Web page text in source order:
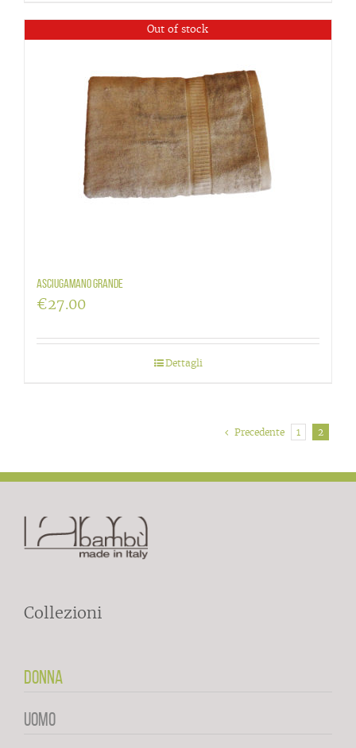
Out of stock
Asciugamano grande
€27.00
Dettagli
Precedente 1 2
Collezioni
DONNA
UOMO